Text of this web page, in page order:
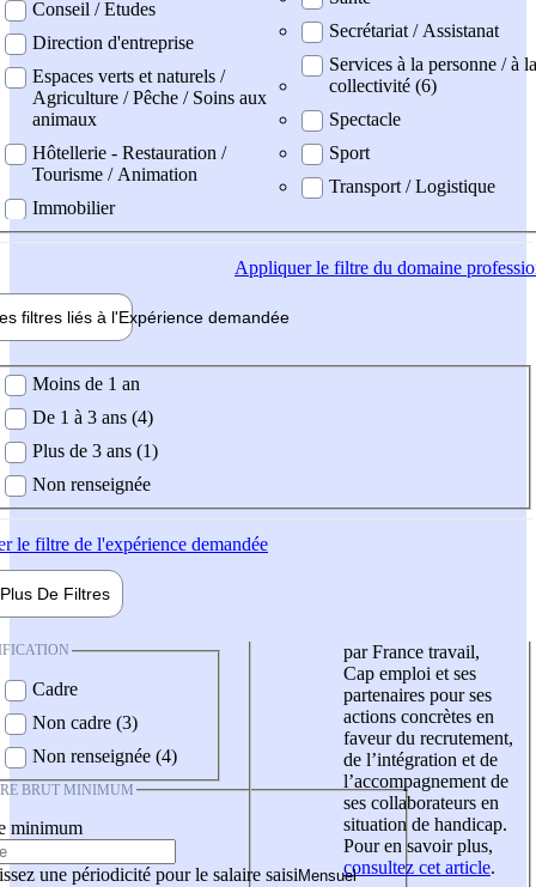
Conseil / Etudes
Direction d'entreprise
Espaces verts et naturels /
Agriculture / Pêche / Soins aux
animaux
Hôtellerie - Restauration /
Tourisme / Animation
Immobilier
Secrétariat / Assistanat
Services à la personne / à la
collectivité (6)
Spectacle
Sport
Transport / Logistique
Appliquerle filtre du domaine
filtres liés à l'Expérience demandée
demandée
Moins de 1 an
De 1 à 3 ans (4)
Plus de 3 ans (1)
Non renseignée
le filtre de l'expérience demandée
Plus De Filtres
Cadre
Non cadre (3)
Non renseignée (4)
BRUT MINIMUM
minimum
une périodicité pour le salaire saisi
par France travail,
Cap emploi et ses
partenaires pour ses
actions concrètes en
faveur du recrutement,
de l’intégration et de
l’accompagnement de
ses collaborateurs en
situation de handicap.
Pour en savoir plus,
consultez cet article.